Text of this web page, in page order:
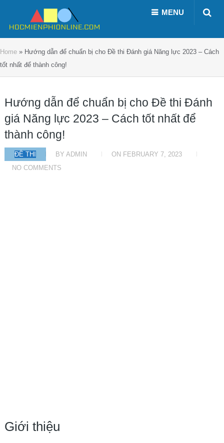
MENU
Home » Hướng dẫn để chuẩn bị cho Đề thi Đánh giá Năng lực 2023 – Cách
tốt nhất để thành công!
Hướng dẫn để chuẩn bị cho Đề thi Đánh
giá Năng lực 2023 – Cách tốt nhất để
thành công!
ĐỀ THI BY ADMIN ON FEBRUARY 7, 2023
NO COMMENTS
Giới thiệu